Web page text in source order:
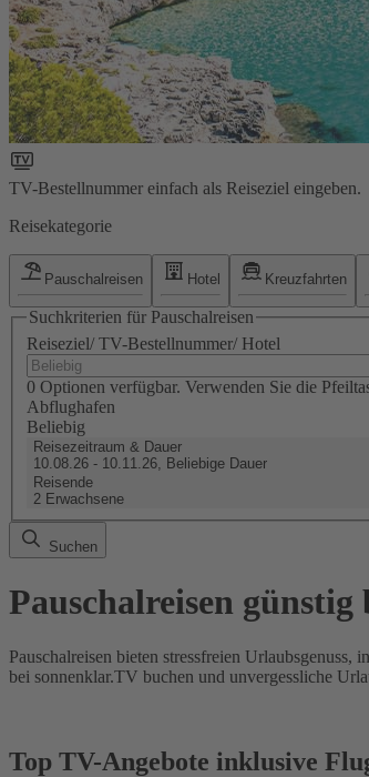
TV-Bestellnummer einfach als Reiseziel eingeben.
Reisekategorie
Pauschalreisen Hotel Kreuzfahrten
Suchkriterien für Pauschalreisen
Reiseziel/ TV-Bestellnummer/ Hotel
0 Optionen verfügbar. Verwenden Sie die
Abflughafen
Beliebig
Reisezeitraum & Dauer
10.08.26 - 10.11.26, Beliebige Dauer
Reisende
2 Erwachsene
Suchen
Pauschalreisen günstig
Pauschalreisen bieten stressfreien
bei sonnenklar.TV buchen und unvergessliche
Top TV-Angebote inklusive